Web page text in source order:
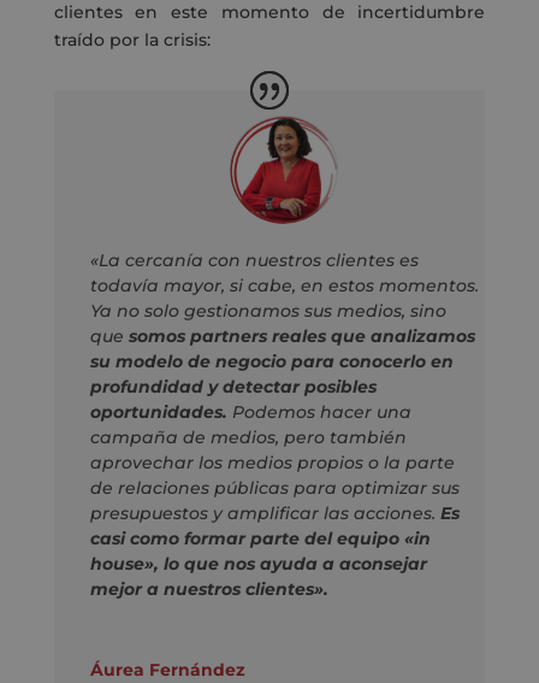
clientes en este momento de incertidumbre
traído por la crisis:
«La cercanía con nuestros clientes es
todavía mayor, si cabe, en estos momentos.
Ya no solo gestionamos sus medios, sino
que somos partners reales que analizamos
su modelo de negocio para conocerlo en
profundidad y detectar posibles
oportunidades. Podemos hacer una
campaña de medios, pero también
aprovechar los medios propios o la parte
de relaciones públicas para optimizar sus
presupuestos y amplificar las acciones. Es
casi como formar parte del equipo «in
house», lo que nos ayuda a aconsejar
mejor a nuestros clientes».
Áurea Fernández